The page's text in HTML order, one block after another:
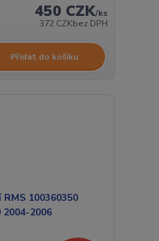
450 CZK/ks
372 CZKbez DPH
Přidat do košíku